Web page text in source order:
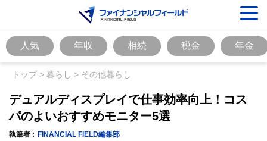
人気 年収 相続 税金 年金
トップ> 暮らし > その他暮らし
デュアルディスプレイで仕事効率向上！コス
パのよいおすすめモニター5選
執筆者 : FINANCIAL FIELD編集部